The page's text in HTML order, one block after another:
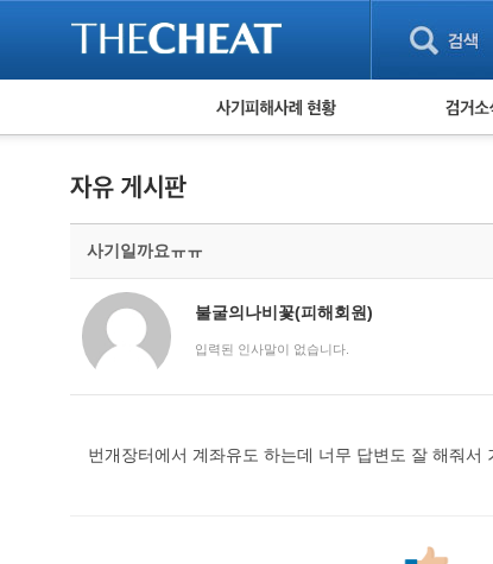
피해사례 현황
유해사이트 목록
비공개 피해사례
워킹홀리데이 피해사례
검거 소
사기일까요ㅠㅠ
불굴의나비꽃(피해회원)
입력된 인사말이 없습니다.
번개장터에서 계좌유도 하는데 너무 답변도 잘 해줘